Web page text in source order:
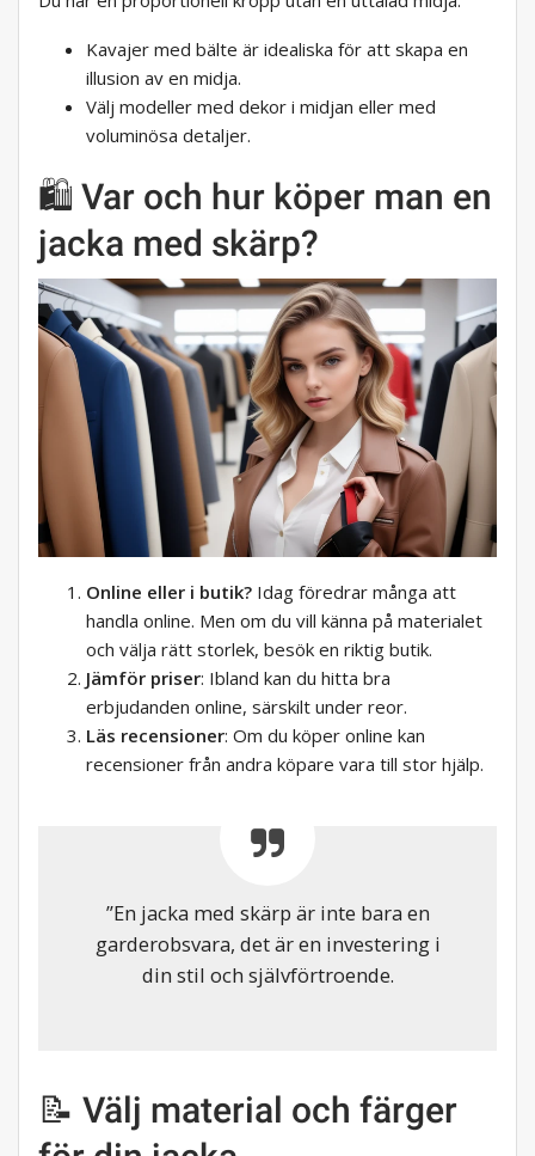
Kavajer med bälte är idealiska för att skapa en
illusion av en midja.
Välj modeller med dekor i midjan eller med
voluminösa detaljer.
🛍️ Var och hur köper man en
jacka med skärp?
Online eller i butik? Idag föredrar många att
handla online. Men om du vill känna på materialet
och välja rätt storlek, besök en riktig butik.
Jämför priser: Ibland kan du hitta bra
erbjudanden online, särskilt under reor.
Läs recensioner: Om du köper online kan
recensioner från andra köpare vara till stor hjälp.
”En jacka med skärp är inte bara en
garderobsvara, det är en investering i
din stil och självförtroende.
📝 Välj material och färger